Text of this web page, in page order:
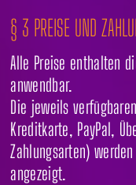
§ 3 PREISE UND
Alle Preise enthalten
anwendbar.
Die jeweils
Kreditkarte, PayPal,
Zahlungsarten)
angezeigt.